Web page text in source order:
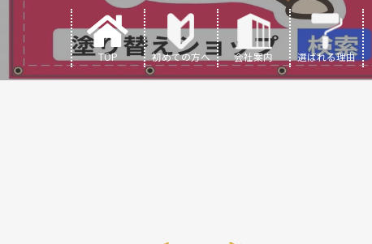
TOP 初めての方へ 会社案内 選ばれる理由